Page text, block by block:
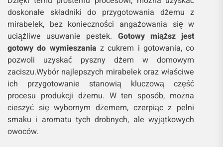
doskonałe składniki do przygotowania dżemu z
mirabelek, bez konieczności angażowania się w
uciążliwe usuwanie pestek. Gotowy miąższ jest
gotowy do wymieszania z cukrem i gotowania, co
pozwoli uzyskać pyszny dżem w domowym
zaciszu.Wybór najlepszych mirabelek oraz właściwe
ich przygotowanie stanowią kluczową część
procesu produkcji dżemu. W ten sposób, można
cieszyć się wybornym dżemem, czerpiąc z pełni
smaku i aromatu tych drobnych, ale wyjątkowych
owoców.